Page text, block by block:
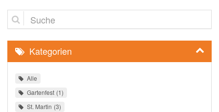
Suche
Kategorien
Alle
Gartenfest 1
St. Martin 3